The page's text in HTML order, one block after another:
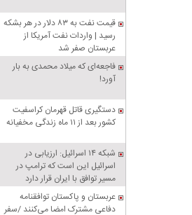
قیمت نفت به ۸۳ دلار در هر بشکه
رسید | واردات نفت آمریکا از
عربستان صفر شد
فاجعه‌ای که میلاد محمدی به بار
آورد!
دستگیری قاتل قهرمان کراسفیت
کشور بعد از ۱۱ ماه زندگی مخفیانه
شبکه ۱۴ اسرائیل: ارزیابی در
اسرائیل این است که ترامپ در
مسیر توافق با ایران قرار دارد
عربستان و پاکستان توافقنامه
دفاعی مشترک امضا می‌کنند /سفر